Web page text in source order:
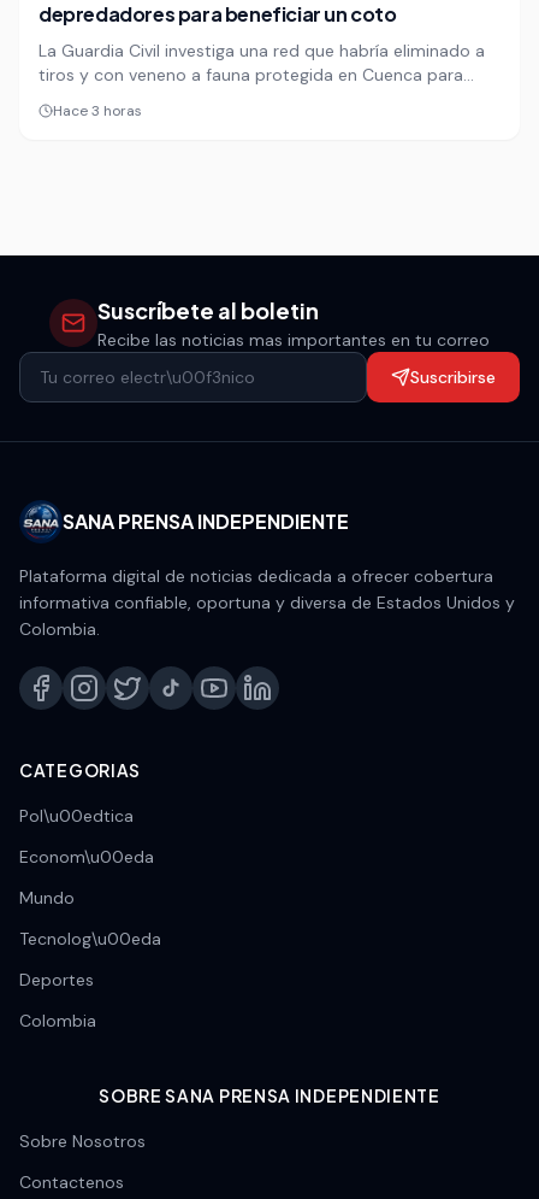
depredadores para beneficiar un coto
La Guardia Civil investiga una red que habría eliminado a
tiros y con veneno a fauna protegida en Cuenca para
favorecer un coto de caza. Entre los hallazgos hay restos
de un lince ibérico, gatos monteses, meloncillos y
Hace 3 horas
Suscríbete al boletin
Recibe las noticias mas importantes en tu correo
Suscribirse
SANA PRENSA INDEPENDIENTE
Plataforma digital de noticias dedicada a ofrecer cobertura
informativa confiable, oportuna y diversa de Estados Unidos y
Colombia.
CATEGORIAS
Pol\u00edtica
Econom\u00eda
Mundo
Tecnolog\u00eda
Deportes
Colombia
SOBRE SANA PRENSA INDEPENDIENTE
Sobre Nosotros
Contactenos